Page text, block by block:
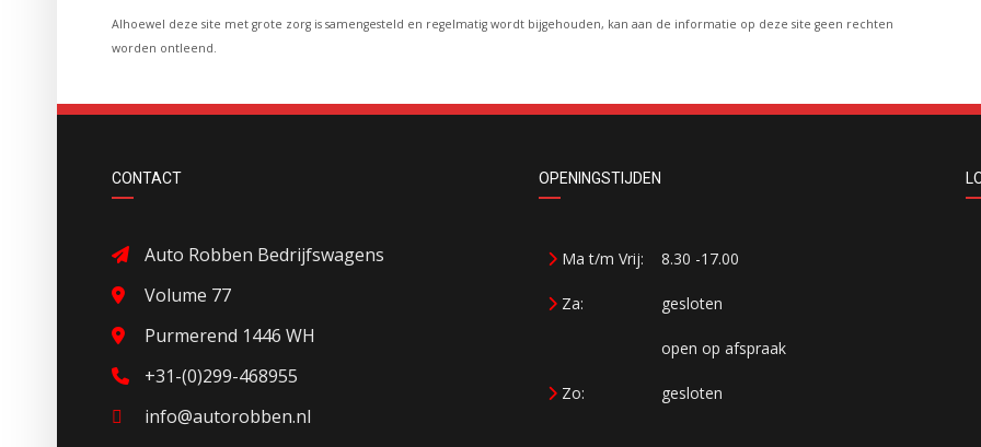
Alhoewel deze site met grote zorg is samengesteld en regelmatig wordt bijgehouden, kan aan de informatie op deze site geen rechten
worden ontleend.
CONTACT
Auto Robben Bedrijfswagens
Volume 77
Purmerend 1446 WH
+31-(0)299-468955
info@autorobben.nl
OPENINGSTIJDEN
Ma t/m Vrij: 8.30 -17.00
Za: gesloten
open op afspraak
Zo: gesloten